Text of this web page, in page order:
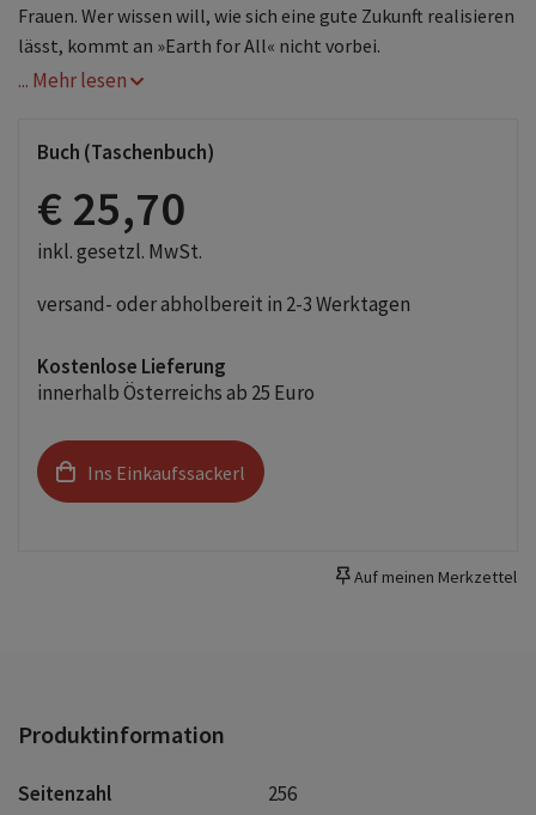
Frauen. Wer wissen will, wie sich eine gute Zukunft realisieren
lässt, kommt an »Earth for All« nicht vorbei.
... Mehr lesen
Buch (Taschenbuch)
€ 25,70
inkl. gesetzl. MwSt.
versand- oder abholbereit in 2-3 Werktagen
Kostenlose Lieferung
innerhalb Österreichs ab 25 Euro
Ins Einkaufssackerl
Auf meinen Merkzettel
Produktinformation
Seitenzahl
256